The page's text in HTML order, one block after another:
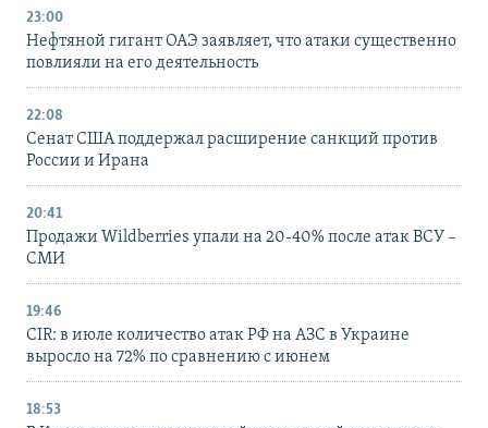
23:00
Нефтяной гигант ОАЭ заявляет, что атаки существенно
повлияли на его деятельность
22:08
Сенат США поддержал расширение санкций против
России и Ирана
20:41
Продажи Wildberries упали на 20-40% после атак ВСУ –
СМИ
19:46
CIR: в июле количество атак РФ на АЗС в Украине
выросло на 72% по сравнению с июнем
18:53